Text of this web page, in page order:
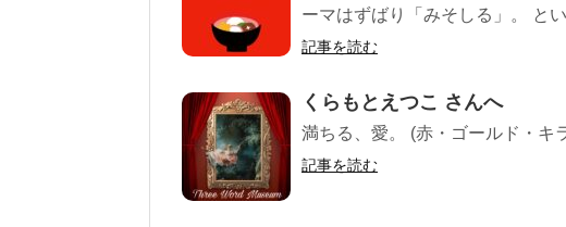
ーマはずばり「みそしる」。 と
記事を読む
くらもとえつこ さんへ
満ちる、愛。 (赤・ゴールド・キ
記事を読む